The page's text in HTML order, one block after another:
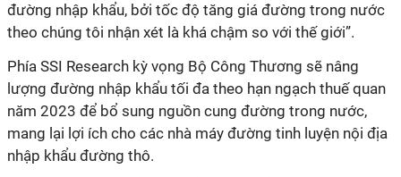
đường nhập khẩu, bởi tốc độ tăng giá đường trong nước
theo chúng tôi nhận xét là khá chậm so với thế giới”.
Phía SSI Research kỳ vọng Bộ Công Thương sẽ nâng
lượng đường nhập khẩu tối đa theo hạn ngạch thuế quan
năm 2023 để bổ sung nguồn cung đường trong nước,
mang lại lợi ích cho các nhà máy đường tinh luyện nội địa
nhập khẩu đường thô.